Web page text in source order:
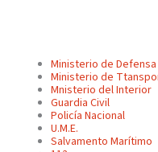
Ministerio de Defensa
Ministerio de
Mnisterio del Interior
Guardia Civil
Policía Nacional
U.M.E.
Salvamento Marítimo